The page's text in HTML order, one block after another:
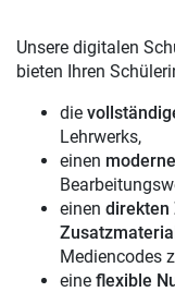
Unsere digitalen
bieten Ihren
die
Lehrwerks,
einen
einen direkten
Mediencodes
eine flexible